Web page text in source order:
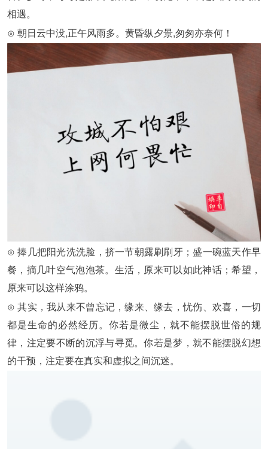
相遇。
⊙ 朝日云中没,正午风雨多。黄昏纵夕景,匆匆亦奈何！
⊙ 捧几把阳光洗洗脸，挤一节朝露刷刷牙；盛一碗蓝天作早
餐，摘几叶空气泡泡茶。生活，原来可以如此神话；希望，
原来可以这样涂鸦。
⊙ 其实，我从来不曾忘记，缘来、缘去，忧伤、欢喜，一切
都是生命的必然经历。你若是微尘，就不能摆脱世俗的规
律，注定要不断的沉浮与寻觅。你若是梦，就不能摆脱幻想
的干预，注定要在真实和虚拟之间沉迷。